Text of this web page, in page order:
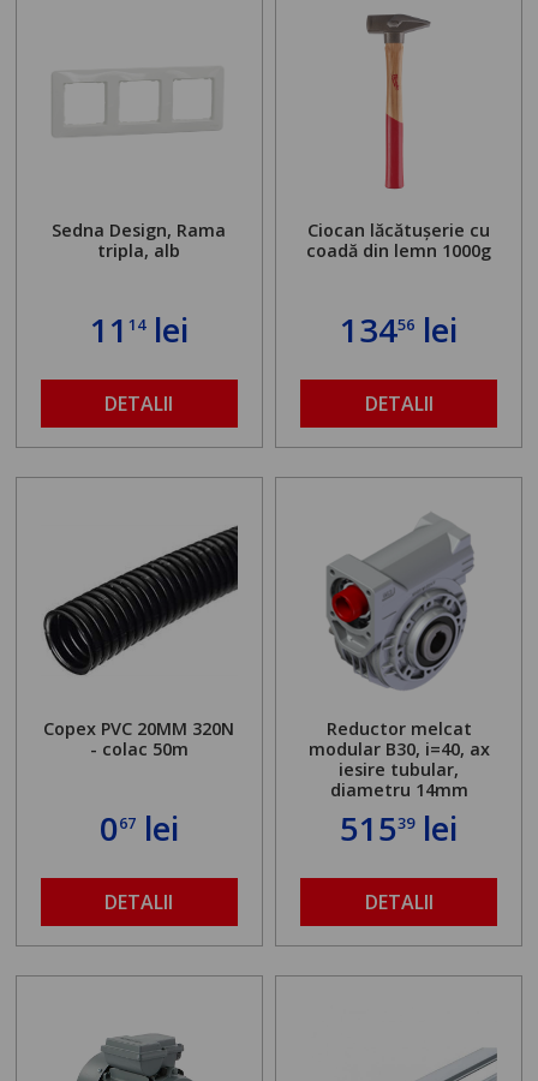
Sedna Design, Rama
tripla, alb
11 14lei
DETALII
Ciocan lăcătușerie cu
coadă din lemn 1000g
13456 lei
DETALII
Copex PVC 20MM 320N
- colac 50m
067lei
DETALII
Reductor melcat
modular B30, i=40, ax
iesire tubular,
diametru 14mm
51539lei
DETALII